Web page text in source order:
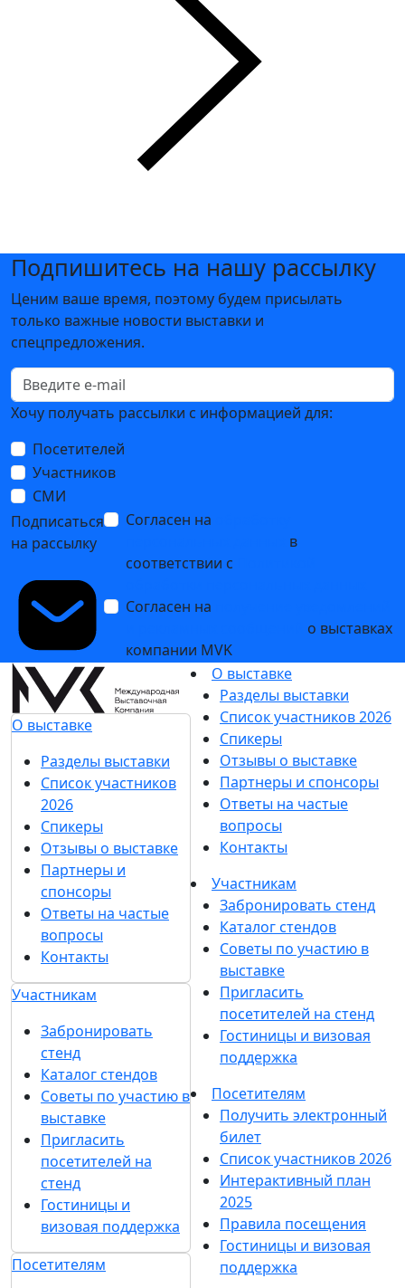
Подпишитесь на нашу рассылку
Ценим ваше время, поэтому будем присылать
только важные новости выставки и
спецпредложения.
Хочу получать рассылки с информацией для:
Посетителей
Участников
СМИ
Подписаться
на рассылку
Согласен на
в
соответствии с
Согласен на
о выставках
компании MVK
О выставке
Разделы выставки
Список участников
2026
Спикеры
Отзывы о выставке
Партнеры и
спонсоры
Ответы на частые
вопросы
Контакты
Участникам
Забронировать
стенд
Каталог стендов
Советы по участию в
выставке
Пригласить
посетителей на
стенд
Гостиницы и
визовая поддержка
Посетителям
О выставке
Разделы выставки
Список участников 2026
Спикеры
Отзывы о выставке
Партнеры и спонсоры
Ответы на частые
вопросы
Контакты
Участникам
Забронировать стенд
Каталог стендов
Советы по участию в
выставке
Пригласить
посетителей на стенд
Гостиницы и визовая
поддержка
Посетителям
Получить электронный
билет
Список участников 2026
Интерактивный план
2025
Правила посещения
Гостиницы и визовая
поддержка